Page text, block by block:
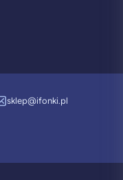
sklep@ifonki.pl